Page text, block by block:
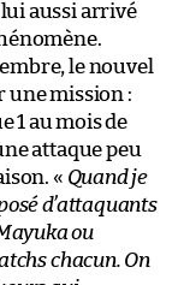
aussi arrivé
le nouvel
une mission :
1 au mois de
attaque peu
« Quand je
d’attaquants
ou
chacun. On